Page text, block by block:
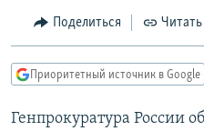
Вернутся
главной
навигации
Вернутся
МНЕНИЯ
IDEL.РЕАЛИИ
КАВКАЗ.РЕАЛИИ
Поделиться Читать
Приоритетный источник в Google
Генпрокуратура России